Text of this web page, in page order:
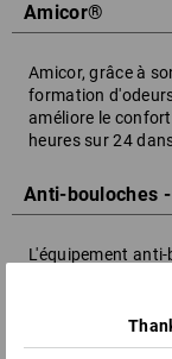
Amicor®
Amicor, grâce à
formation
améliore le
heures sur 24
Anti-bouloches
L'équipement
forment à cause
dépassent
et s'emmêlent.